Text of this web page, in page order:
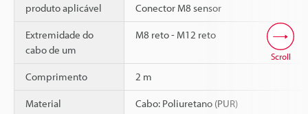
produto aplicável Conector M8 sensor
Extremidade do
cabo de um
M8 reto - M12 reto
Comprimento 2 m
Material Cabo: Poliuretano (PUR)
Scroll